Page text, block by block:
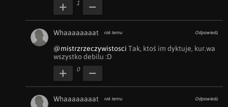
1
Whaaaaaaaat rok temu Odpowiedz
@mistrzrzeczywistosci Tak, ktoś im dyktuje, kur.wa
wszystko debilu :D
0
Whaaaaaaaat rok temu Odpowiedz